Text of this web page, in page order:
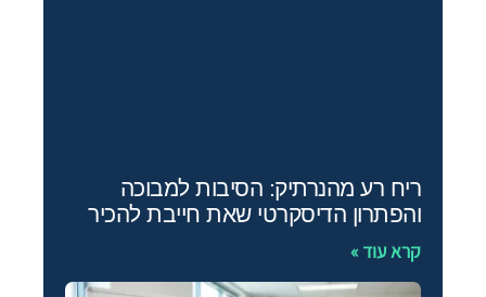
ריח רע מהנרתיק: הסיבות למבוכה
והפתרון הדיסקרטי שאת חייבת להכיר
קרא עוד »